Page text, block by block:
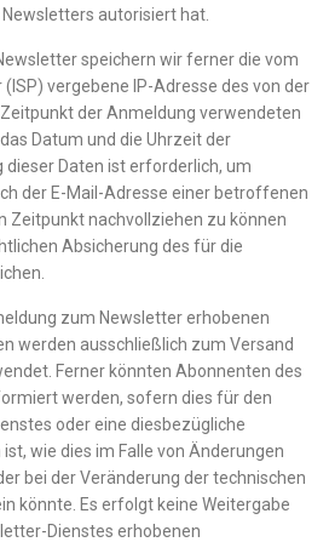
autorisiert hat.
speichern wir ferner die vom
vergebene IP-Adresse des von der
der Anmeldung verwendeten
Datum und die Uhrzeit der
dieser Daten ist erforderlich, um
der E-Mail-Adresse einer betroffenen
Zeitpunkt nachvollziehen zu können
Absicherung des für die
zum Newsletter erhobenen
werden ausschließlich zum Versand
Ferner könnten Abonnenten des
werden, sofern dies für den
oder eine diesbezügliche
wie dies im Falle von Änderungen
bei der Veränderung der technischen
könnte. Es erfolgt keine Weitergabe
Dienstes erhobenen